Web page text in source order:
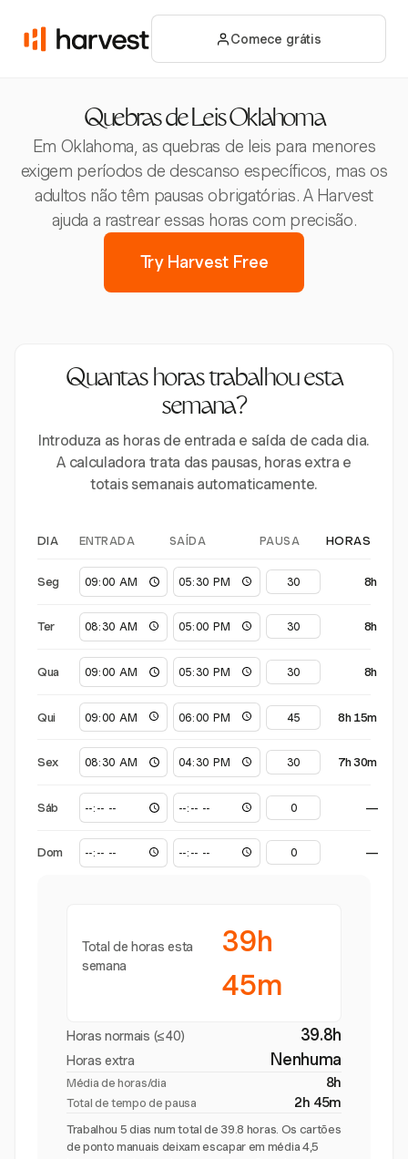
Comece grátis
Quebras de Leis Oklahoma
Em Oklahoma, as quebras de leis para menores
exigem períodos de descanso específicos, mas os
adultos não têm pausas obrigatórias. A Harvest
ajuda a rastrear essas horas com precisão.
Try Harvest Free
Quantas horas trabalhou esta
semana?
Introduza as horas de entrada e saída de cada dia.
A calculadora trata das pausas, horas extra e
totais semanais automaticamente.
DIA ENTRADA SAÍDA PAUSA HORAS
Seg 8h
Ter 8h
Qua 8h
Qui 8h 15m
Sex 7h 30m
Sáb —
Dom —
Total de horas esta
semana
39h
45m
Horas normais (≤40) 39.8h
Horas extra Nenhuma
Média de horas/dia 8h
Total de tempo de pausa 2h 45m
Trabalhou 5 dias num total de 39.8 horas. Os cartões
de ponto manuais deixam escapar em média 4,5